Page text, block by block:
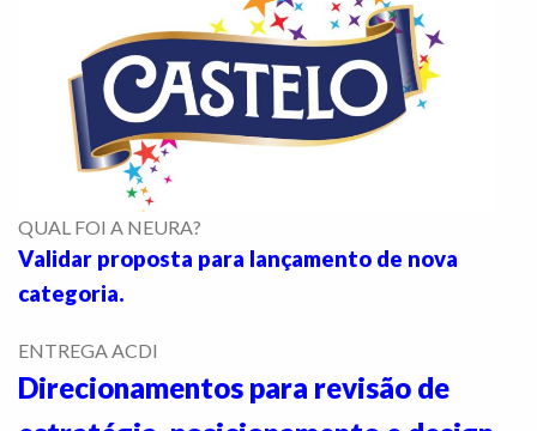
QUAL FOI A NEURA?
Validar proposta para lançamento de nova
categoria.
ENTREGA ACDI
Direcionamentos para revisão de